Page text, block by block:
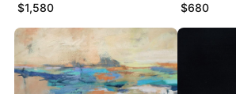
$1,580 $680